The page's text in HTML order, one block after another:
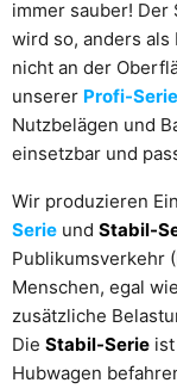
immer sauber!
wird so, anders
nicht an der
unserer Profi-Serie
Nutzbelägen und
einsetzbar und
Wir produzieren
Serie und Stabil-
Publikumsverkehr
Menschen, egal
zusätzliche
Die Stabil-Serie
Hubwagen